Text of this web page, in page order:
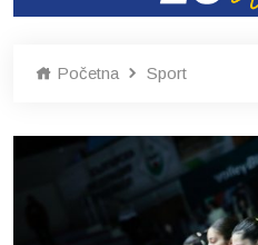
Početna Sport